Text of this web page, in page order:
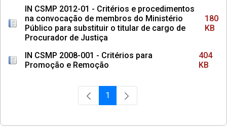
IN CSMP 2012-01 - Critérios e procedimentos
na convocação de membros do Ministério
Público para substituir o titular de cargo de
Procurador de Justiça
180
KB
IN CSMP 2008-001 - Critérios para
Promoção e Remoção
404
KB
Página
1